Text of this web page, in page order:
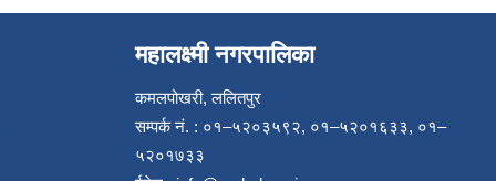
महालक्ष्मी नगरपालिका
कमलपोखरी, ललितपुर
सम्पर्क नं. : ०१–५२०३५९२, ०१–५२०१६३३, ०१–
५२०१७३३